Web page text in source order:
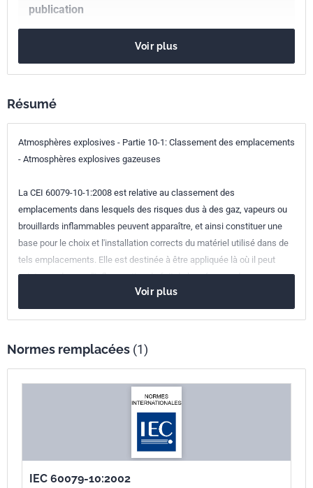
publication
Référence
Codes ICS
Numéro de tirage 1 - janvier 2009
Voir plus
Résumé
Atmosphères explosives - Partie 10-1: Classement des emplacements
- Atmosphères explosives gazeuses
La CEI 60079-10-1:2008 est relative au classement des
emplacements dans lesquels des risques dus à des gaz, vapeurs ou
brouillards inflammables peuvent apparaître, et ainsi constituer une
base pour le choix et l'installation corrects du matériel utilisé dans de
tels emplacements. Elle est destinée à être appliquée là où il peut
exister un danger d'inflammation du fait de la présence de gaz ou
vapeurs inflammables, en mélange avec l'air, dans les conditions
atmosphériques normales; mais elle ne s'applique pas:
b) au traitement et à la fabrication des explosifs;
d) aux défaillances catastrophiques, qui dépassent le concept
d'anormalité traité dans la présente norme;
e) aux locaux utilisés à des fins médicales;
f) aux locaux à usage domestique.
Cette première édition de la CEI 60079-10-1 annule et remplace la
quatrième édition de la CEI 60079-10, publiée en 2002, et constitue
Voir plus
Normes remplacées (1)
IEC 60079-10:2002